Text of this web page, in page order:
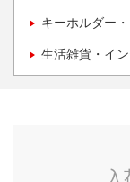
キーホルダー
生活雑貨・イ